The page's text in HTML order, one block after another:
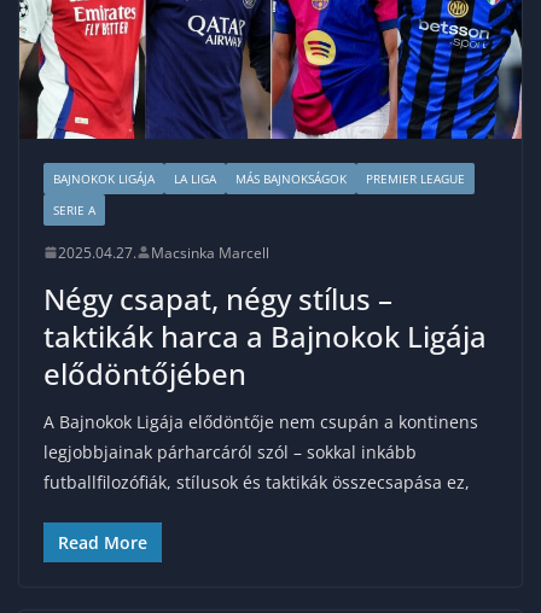
BAJNOKOK LIGÁJA LA LIGA MÁS BAJNOKSÁGOK
PREMIER LEAGUE
SERIE A
2025.04.27. Macsinka Marcell
Négy csapat, négy stílus –
taktikák harca a Bajnokok Ligája
elődöntőjében
A Bajnokok Ligája elődöntője nem csupán a kontinens
legjobbjainak párharcáról szól – sokkal inkább
futballfilozófiák, stílusok és taktikák összecsapása ez,
Read More